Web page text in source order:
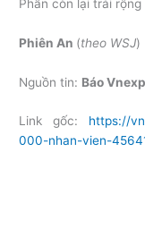
Phần còn lại trải
Phiên An (theo WSJ)
Nguồn tin: Báo
Link gốc: https://
000-nhan-vien-